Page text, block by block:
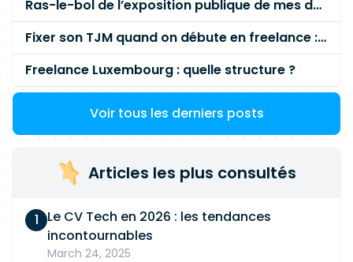
Ras-le-bol de l’exposition publique de mes données personnelles liées à mon entreprise
Fixer son TJM quand on débute en freelance : la méthode mathématique (et pas au feeling) 🛑
Freelance Luxembourg : quelle structure ?
Voir tous les derniers posts
Articles les plus consultés
Le CV Tech en 2026 : les tendances
incontournables
March 24, 2025